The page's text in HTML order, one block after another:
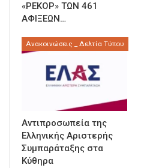
«ΡΕΚΟΡ» ΤΩΝ 461
ΑΦΙΞΕΩΝ…
Ανακοινώσεις _ Δελτία Τύπου
Αντιπροσωπεία της
Ελληνικής Αριστερής
Συμπαράταξης στα
Κύθηρα